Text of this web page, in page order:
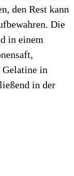
den Rest kann
Die
in einem
in
in der